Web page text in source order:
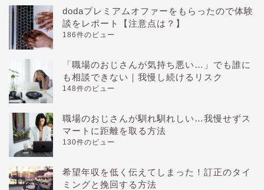
dodaプレミアムオファーをもらったので体験
談をレポート【注意点は？】
186件のビュー
「職場のおじさんが気持ち悪い…」でも誰に
も相談できない｜我慢し続けるリスク
148件のビュー
職場のおじさんが馴れ馴れしい…我慢せずス
マートに距離を取る方法
130件のビュー
希望年収を低く伝えてしまった！訂正のタイ
ミングと挽回する方法